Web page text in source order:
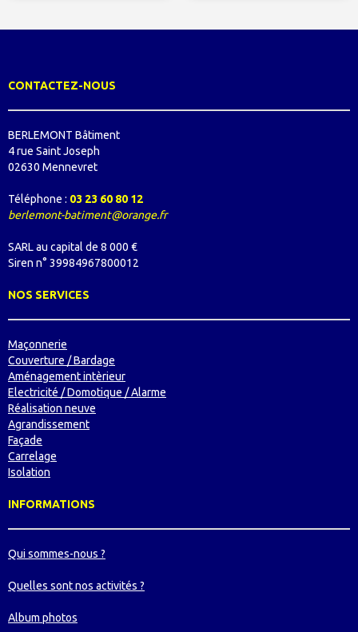
CONTACTEZ-NOUS
BERLEMONT Bâtiment
4 rue Saint Joseph
02630 Mennevret
Téléphone : 03 23 60 80 12
berlemont-batiment@orange.fr
SARL au capital de 8 000 €
Siren n° 39984967800012
NOS SERVICES
Maçonnerie
Couverture / Bardage
Aménagement intèrieur
Electricité / Domotique / Alarme
Réalisation neuve
Agrandissement
Façade
Carrelage
Isolation
INFORMATIONS
Qui sommes-nous ?
Quelles sont nos activités ?
Album photos